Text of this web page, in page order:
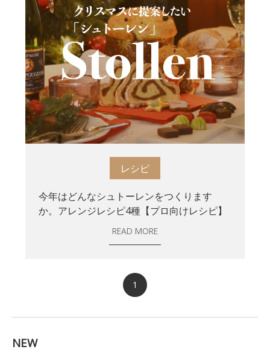
レシピ
今年はどんなシュトーレンをつくります
か。アレンジレシピ4種【プロ向けレシピ】
READ MORE
1
NEW